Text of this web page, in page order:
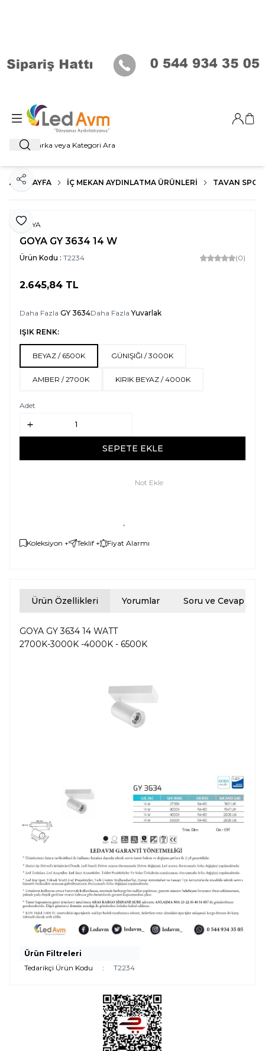
Ara
Giriş
ANA SAYFA İÇ MEKAN AYDINLATMA ÜRÜNLERI TAVAN SPOT
Favoriye Ekle
Paylaş
GOYA
GOYA GY 3634 14 W
Ürün Kodu : T2234 (0)
2.645,84 TL
Daha Fazla GY 3634Daha FazlaYuvarlak
IŞIK RENK:
BEYAZ / 6500K GÜNIŞIĞI / 3000K
AMBER / 2700K KIRIK BEYAZ / 4000K
Adet
SEPETE EKLE
Not Ekle
Koleksiyon + Teklif + Fiyat Alarmı
Ürün Özellikleri Yorumlar Soru ve Cevap
GOYA GY 3634 14 WATT
2700K-3000K -4000K - 6500K
Ürün Filtreleri
Tedarikçi Ürün Kodu
: T2234